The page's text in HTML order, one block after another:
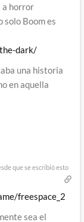
a horror
solo Boom es
dark/
una historia
en aquella
que se escribió esto
freespace_2
sea el